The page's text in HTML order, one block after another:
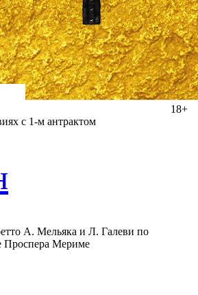
с 1-м антрактом
18+
А. Мельяка и Л. Галеви по
Проспера Мериме